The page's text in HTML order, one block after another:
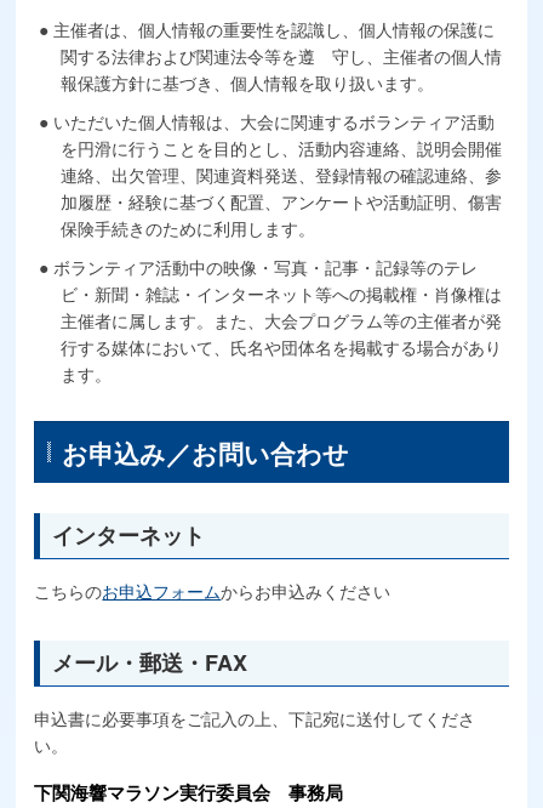
主催者は、個人情報の重要性を認識し、個人情報の保護に
関する法律および関連法令等を遵 守し、主催者の個人情
報保護方針に基づき、個人情報を取り扱います。
いただいた個人情報は、大会に関連するボランティア活動
を円滑に行うことを目的とし、活動内容連絡、説明会開催
連絡、出欠管理、関連資料発送、登録情報の確認連絡、参
加履歴・経験に基づく配置、アンケートや活動証明、傷害
保険手続きのために利用します。
ボランティア活動中の映像・写真・記事・記録等のテレ
ビ・新聞・雑誌・インターネット等への掲載権・肖像権は
主催者に属します。また、大会プログラム等の主催者が発
行する媒体において、氏名や団体名を掲載する場合があり
ます。
お申込み／お問い合わせ
インターネット
こちらのお申込フォームからお申込みください
メール・郵送・FAX
申込書に必要事項をご記入の上、下記宛に送付してくださ
い。
下関海響マラソン実行委員会 事務局